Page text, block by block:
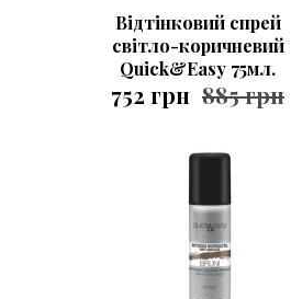
Відтінковий спрей
світло-коричневий
Quick&Easy 75мл.
752 грн 885 грн